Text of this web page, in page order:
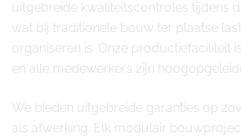
uitgebreide kwaliteitscontroles tijdens
wat bij traditionele bouw ter plaatse
organiseren is. Onze productiefaciliteit
en alle medewerkers zijn
We bieden uitgebreide garanties op
als afwerking. Elk modulair